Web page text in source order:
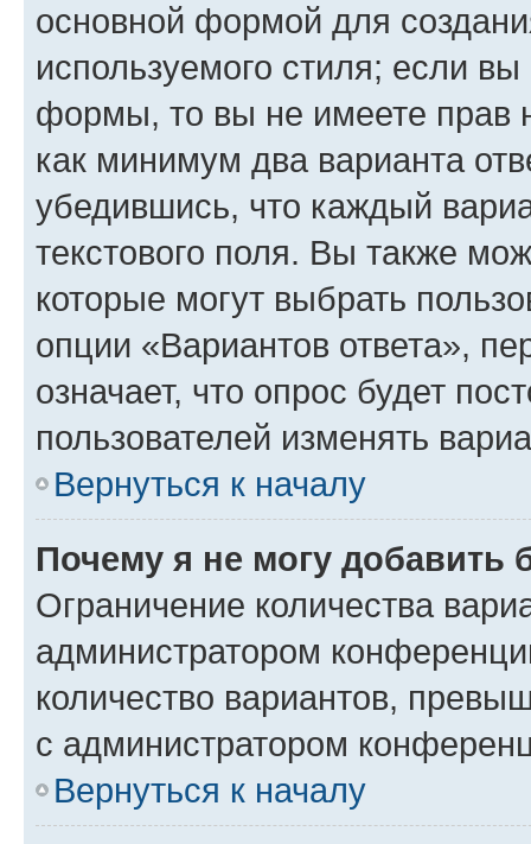
основной формой для
используемого стиля; если
формы, то вы не имеете прав
как минимум два варианта
убедившись, что каждый
текстового поля. Вы также
которые могут выбрать
опции «Вариантов ответа»,
означает, что опрос будет
пользователей изменять
Вернуться к началу
Почему я не могу добавить
Ограничение количества
администратором
количество вариантов,
с администратором
Вернуться к началу